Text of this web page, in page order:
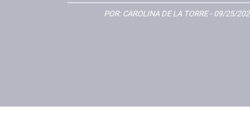
POR: CAROLINA DE LA TORRE- 09/25/